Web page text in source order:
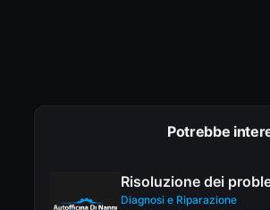
Potrebbe
Risoluzione dei
Diagnosi e Riparazione